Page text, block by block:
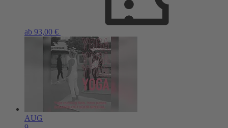
ab 93,00 €
AUG